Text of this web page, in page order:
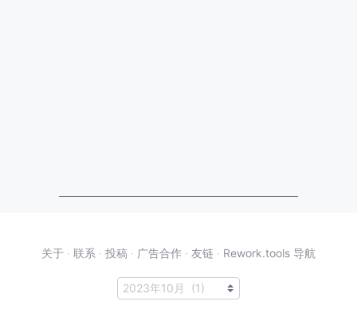
关于 · 联系 · 投稿 · 广告合作 · 友链 · Rework.tools 导航